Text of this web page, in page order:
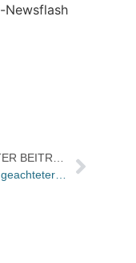
Newsflash
NÄCHSTER BEITRAG
„Weithin geachteter Leuchtturm“: Schöffling erhält Binding-Kulturpreis 2016